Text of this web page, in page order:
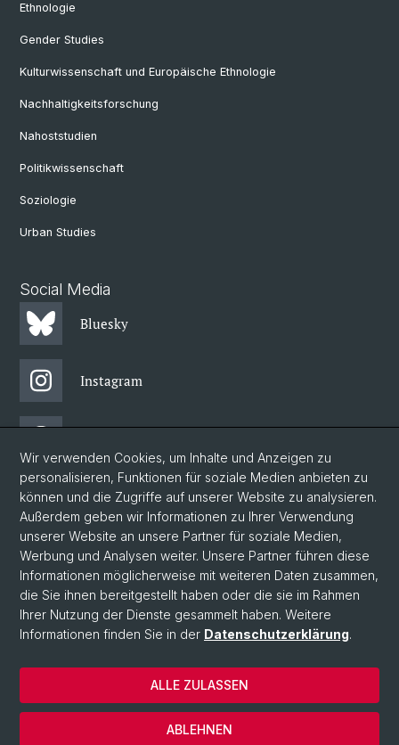
Ethnologie
Gender Studies
Kulturwissenschaft und Europäische Ethnologie
Nachhaltigkeitsforschung
Nahoststudien
Politikwissenschaft
Soziologie
Urban Studies
Social Media
Bluesky
Instagram
Facebook
Newsletter
© Universität Basel
Philosophisch-Historische Fakultät
Home
Datenschutzerklärung
Wir verwenden Cookies, um Inhalte und Anzeigen zu
personalisieren, Funktionen für soziale Medien anbieten zu
können und die Zugriffe auf unserer Website zu analysieren.
Außerdem geben wir Informationen zu Ihrer Verwendung
unserer Website an unsere Partner für soziale Medien,
Werbung und Analysen weiter. Unsere Partner führen diese
Informationen möglicherweise mit weiteren Daten zusammen,
die Sie ihnen bereitgestellt haben oder die sie im Rahmen
Ihrer Nutzung der Dienste gesammelt haben. Weitere
Informationen finden Sie in der Datenschutzerklärung.
ABLEHNEN
ALLE ZULASSEN